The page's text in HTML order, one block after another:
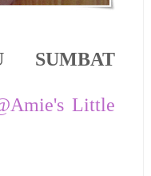
SUMBAT
Little